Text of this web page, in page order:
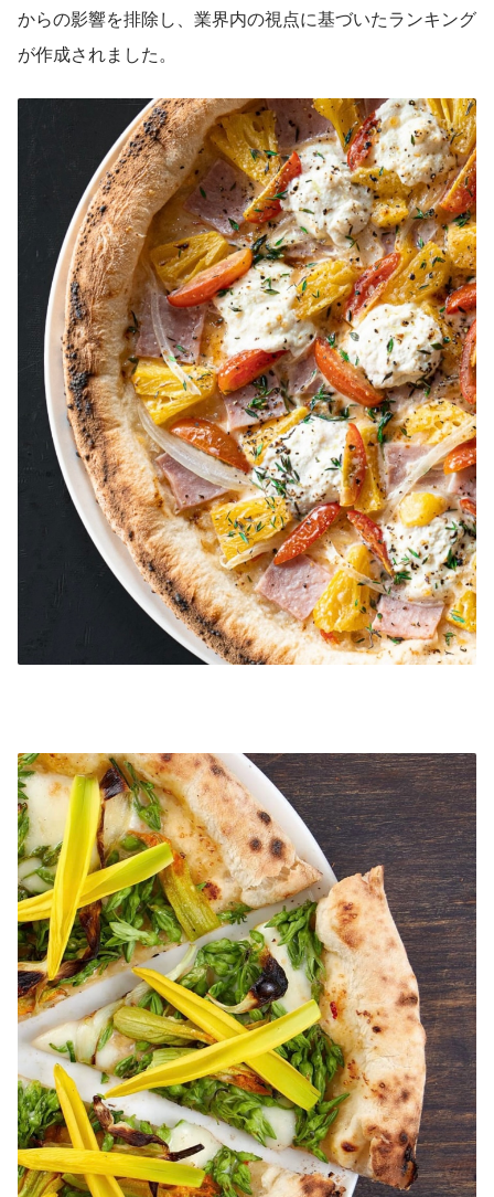
からの影響を排除し、業界内の視点に基づいたランキング
が作成されました。